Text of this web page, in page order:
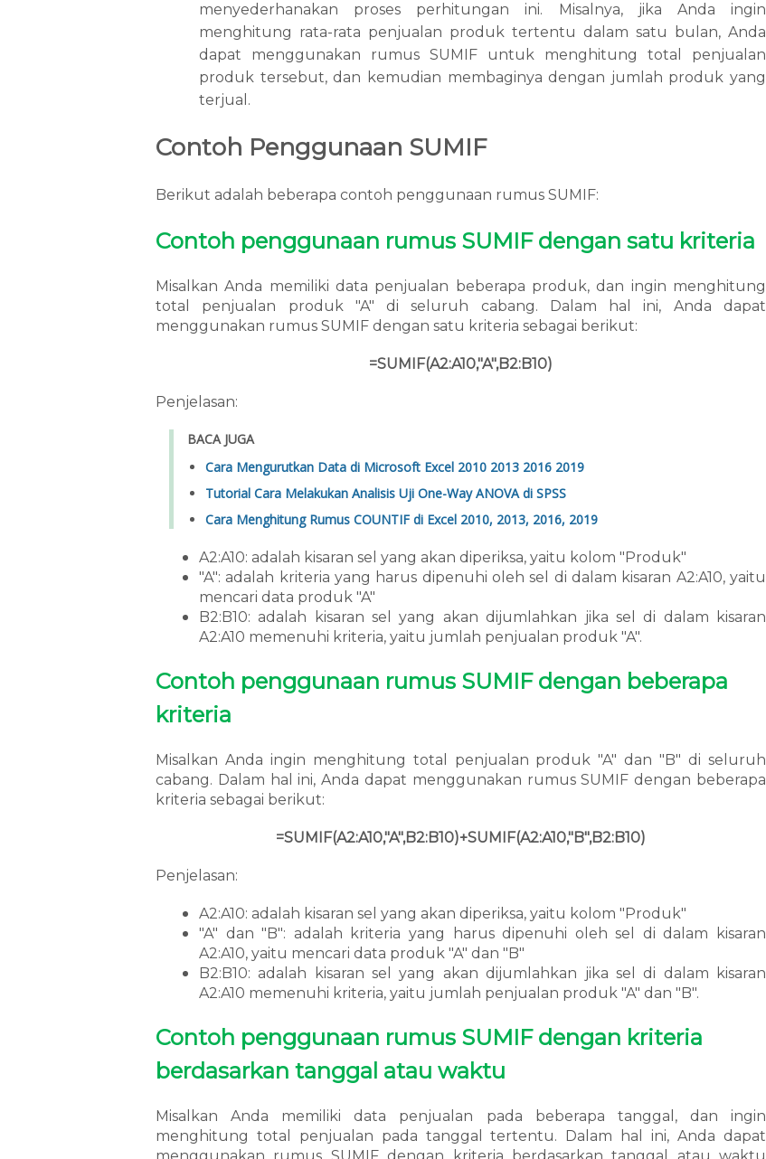
menyederhanakan proses perhitungan ini. Misalnya, jika Anda ingin
menghitung rata-rata penjualan produk tertentu dalam satu bulan, Anda
dapat menggunakan rumus SUMIF untuk menghitung total penjualan
produk tersebut, dan kemudian membaginya dengan jumlah produk yang
terjual.
Contoh Penggunaan SUMIF
Berikut adalah beberapa contoh penggunaan rumus SUMIF:
Contoh penggunaan rumus SUMIF dengan satu kriteria
Misalkan Anda memiliki data penjualan beberapa produk, dan ingin menghitung
total penjualan produk "A" di seluruh cabang. Dalam hal ini, Anda dapat
menggunakan rumus SUMIF dengan satu kriteria sebagai berikut:
=SUMIF(A2:A10,"A",B2:B10)
Penjelasan:
BACA JUGA
Cara Mengurutkan Data di Microsoft Excel 2010 2013 2016 2019
Tutorial Cara Melakukan Analisis Uji One-Way ANOVA di SPSS
Cara Menghitung Rumus COUNTIF di Excel 2010, 2013, 2016, 2019
A2:A10: adalah kisaran sel yang akan diperiksa, yaitu kolom "Produk"
"A": adalah kriteria yang harus dipenuhi oleh sel di dalam kisaran A2:A10, yaitu
mencari data produk "A"
B2:B10: adalah kisaran sel yang akan dijumlahkan jika sel di dalam kisaran
A2:A10 memenuhi kriteria, yaitu jumlah penjualan produk "A".
Contoh penggunaan rumus SUMIF dengan beberapa
kriteria
Misalkan Anda ingin menghitung total penjualan produk "A" dan "B" di seluruh
cabang. Dalam hal ini, Anda dapat menggunakan rumusSUMIF dengan beberapa
kriteria sebagai berikut:
=SUMIF(A2:A10,"A",B2:B10)+SUMIF(A2:A10,"B",B2:B10)
Penjelasan:
A2:A10: adalah kisaran sel yang akan diperiksa, yaitu kolom "Produk"
"A" dan "B": adalah kriteria yang harus dipenuhi oleh sel di dalam kisaran
A2:A10, yaitu mencari data produk "A" dan "B"
B2:B10: adalah kisaran sel yang akan dijumlahkan jika sel di dalam kisaran
A2:A10 memenuhi kriteria, yaitu jumlah penjualan produk "A" dan "B".
Contoh penggunaan rumus SUMIF dengan kriteria
berdasarkan tanggal atau waktu
Misalkan Anda memiliki data penjualan pada beberapa tanggal, dan ingin
menghitung total penjualan pada tanggal tertentu. Dalam hal ini, Anda dapat
menggunakan rumus SUMIF dengan kriteria berdasarkan tanggal atau waktu